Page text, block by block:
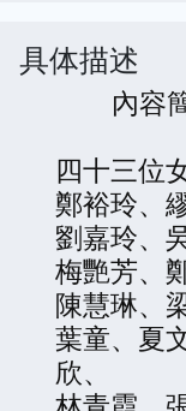
具体描述
內容
四十三位
鄭裕玲、
劉嘉玲、
梅艷芳、
陳慧琳、
葉童、夏
欣、